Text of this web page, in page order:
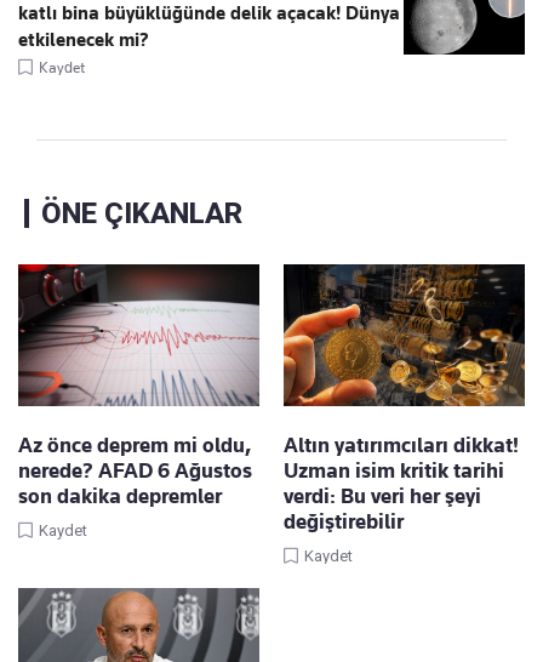
katlı bina büyüklüğünde delik açacak! Dünya
etkilenecek mi?
Kaydet
ÖNE ÇIKANLAR
Az önce deprem mi oldu,
nerede? AFAD 6 Ağustos
son dakika depremler
Kaydet
Altın yatırımcıları dikkat!
Uzman isim kritik tarihi
verdi: Bu veri her şeyi
değiştirebilir
Kaydet